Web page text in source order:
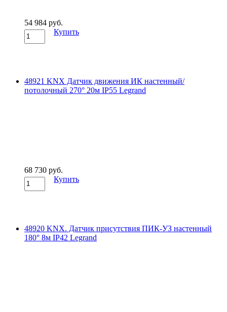
54 984 руб.
Купить
48921 KNX Датчик движения ИК настенный/
потолочный 270° 20м IP55 Legrand
68 730 руб.
Купить
48920 KNX. Датчик присутствия ПИК-УЗ настенный
180° 8м IP42 Legrand